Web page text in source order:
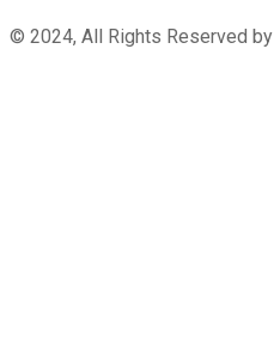
© 2024, All Rights Reserved by